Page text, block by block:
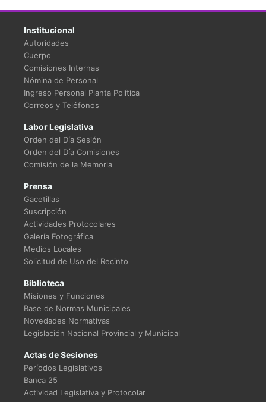
Institucional
Autoridades
Cuerpo
Comisiones Internas
Nómina de Personal
Ingreso Personal Planta Política
Correos y Teléfonos
Labor Legislativa
Orden del Día Sesión
Orden del Día Comisiones
Comisión de la Memoria
Prensa
Gacetillas
Suscripción
Actividades Protocolares
Galería Fotográfica
Medios Locales
Solicitud de Uso del Recinto
Biblioteca
Misiones y Funciones
Base de Normas Municipales
Novedades Normativas
Legislación Nacional Provincial y Municipal
Actas de Sesiones
Períodos Legislativos
Banca 25
Actividad Legislativa y Protocolar